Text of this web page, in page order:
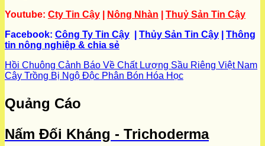
Youtube: Cty Tin Cậy Nông Nhàn
Thuỷ Sản Tin Cậy
Facebook: Công Ty Tin Cậy Thủy Sản Tin Cậy
Thông
tin nông nghiệp & chia sẻ
Hồi Chuông Cảnh Báo Về Chất Lượng Sầu Riêng Việt Nam
Cây Trồng Bị Ngộ Độc Phân Bón Hóa Học
Quảng Cáo
Nấm Đối Kháng - Trichoderma